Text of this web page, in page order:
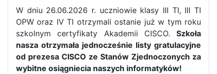
W dniu 26.06.2026 r. uczniowie klasy III TI, III TI
OPW oraz IV TI otrzymali ostanie już w tym roku
szkolnym certyfikaty Akademii CISCO. Szkoła
nasza otrzymała jednocześnie listy gratulacyjne
od prezesa CISCO ze Stanów Zjednoczonych za
wybitne osiągniecia naszych informatyków!